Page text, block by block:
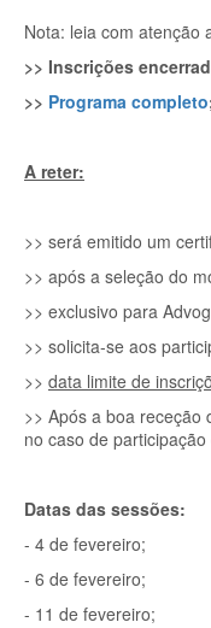
Nota: leia com atenção
>> Inscrições
>> Programa completo
A reter:
>> será emitido um
>> após a seleção do
>> exclusivo para
>> solicita-se aos
>> data limite de
>> Após a boa
no caso de participação
Datas das sessões:
- 4 de fevereiro;
- 6 de fevereiro;
- 11 de fevereiro;